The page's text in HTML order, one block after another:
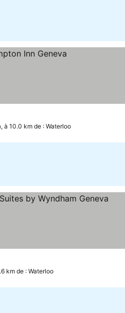
à 10.0 km de : Waterloo
km de : Waterloo